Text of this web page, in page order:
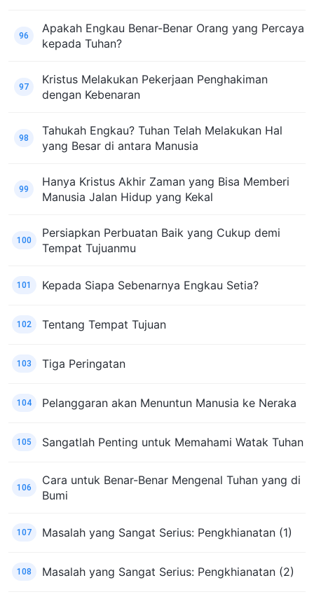
96
Apakah Engkau Benar-Benar Orang yang Percaya
kepada Tuhan?
97
Kristus Melakukan Pekerjaan Penghakiman
dengan Kebenaran
98
Tahukah Engkau? Tuhan Telah Melakukan Hal
yang Besar di antara Manusia
99
Hanya Kristus Akhir Zaman yang Bisa Memberi
Manusia Jalan Hidup yang Kekal
100
Persiapkan Perbuatan Baik yang Cukup demi
Tempat Tujuanmu
101 Kepada Siapa Sebenarnya Engkau Setia?
102 Tentang Tempat Tujuan
103 Tiga Peringatan
104 Pelanggaran akan Menuntun Manusia ke Neraka
105 Sangatlah Penting untuk Memahami Watak Tuhan
106
Cara untuk Benar-Benar Mengenal Tuhan yang di
Bumi
107 Masalah yang Sangat Serius: Pengkhianatan (1)
108 Masalah yang Sangat Serius: Pengkhianatan (2)